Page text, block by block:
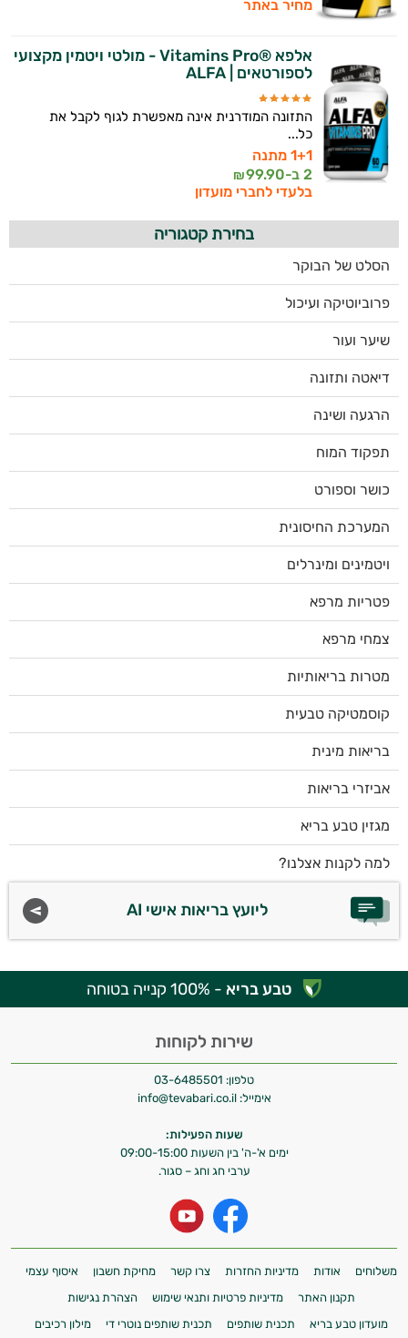
מחיר באתר
אלפא ®Vitamins Pro - מולטי ויטמין מקצועי
לספורטאים | ALFA
התזונה המודרנית אינה מאפשרת לגוף לקבל את
כל...
1+1 מתנה
2 ב-
99.90
₪
בלעדי לחברי מועדון
בחירת קטגוריה
הסלט של הבוקר
פרוביוטיקה ועיכול
שיער ועור
דיאטה ותזונה
הרגעה ושינה
תפקוד המוח
כושר וספורט
המערכת החיסונית
ויטמינים ומינרלים
פטריות מרפא
צמחי מרפא
מטרות בריאותיות
קוסמטיקה טבעית
בריאות מינית
אביזרי בריאות
מגזין טבע בריא
למה לקנות אצלנו?
ליועץ בריאות אישי AI
טבע בריא - 100% קנייה בטוחה
שירות לקוחות
טלפון: 03-6485501
אימייל: info@tevabari.co.il
שעות הפעילות:
ימים א'-ה' בין השעות 09:00-15:00
ערבי חג וחג – סגור.
משלוחים אודות מדיניות החזרות צרו קשר מחיקת חשבון
איסוף עצמי
תקנון האתר
מדיניות פרטיות ותנאי שימוש
הצהרת נגישות
מועדון טבע בריא
תכנית שותפים תכנית שותפים נוטרי די מילון רכיבים